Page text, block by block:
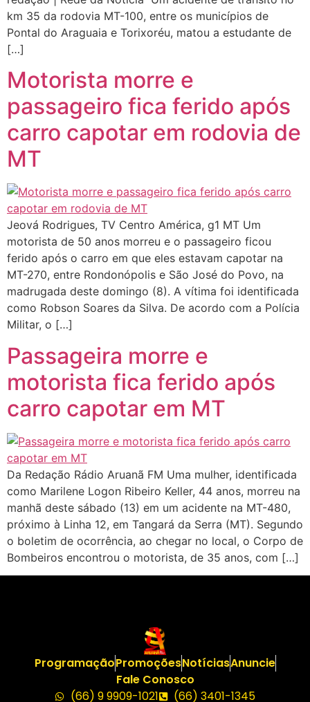
km 35 da rodovia MT-100, entre os municípios de
Pontal do Araguaia e Torixoréu, matou a estudante de
[…]
Motorista morre e
passageiro fica ferido após
carro capotar em rodovia de
MT
Jeová Rodrigues, TV Centro América, g1 MT Um
motorista de 50 anos morreu e o passageiro ficou
ferido após o carro em que eles estavam capotar na
MT-270, entre Rondonópolis e São José do Povo, na
madrugada deste domingo (8). A vítima foi identificada
como Robson Soares da Silva. De acordo com a Polícia
Militar, o […]
Passageira morre e
motorista fica ferido após
carro capotar em MT
Da Redação Rádio Aruanã FM Uma mulher, identificada
como Marilene Logon Ribeiro Keller, 44 anos, morreu na
manhã deste sábado (13) em um acidente na MT-480,
próximo à Linha 12, em Tangará da Serra (MT). Segundo
o boletim de ocorrência, ao chegar no local, o Corpo de
Bombeiros encontrou o motorista, de 35 anos, com […]
ProgramaçãoPromoçõesNotíciasAnuncie
Fale Conosco
(66) 9 9909-1021
(66) 3401-1345